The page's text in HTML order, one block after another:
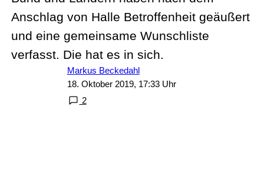
Anschlag von Halle Betroffenheit geäußert
und eine gemeinsame Wunschliste
verfasst. Die hat es in sich.
Markus Beckedahl
18. Oktober 2019, 17:33 Uhr
2